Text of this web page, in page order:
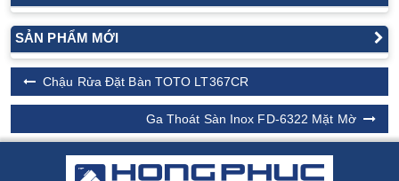
SẢN PHẨM MỚI
Chậu Rửa Đặt Bàn TOTO LT367CR
Ga Thoát Sàn Inox FD-6322 Mặt Mờ